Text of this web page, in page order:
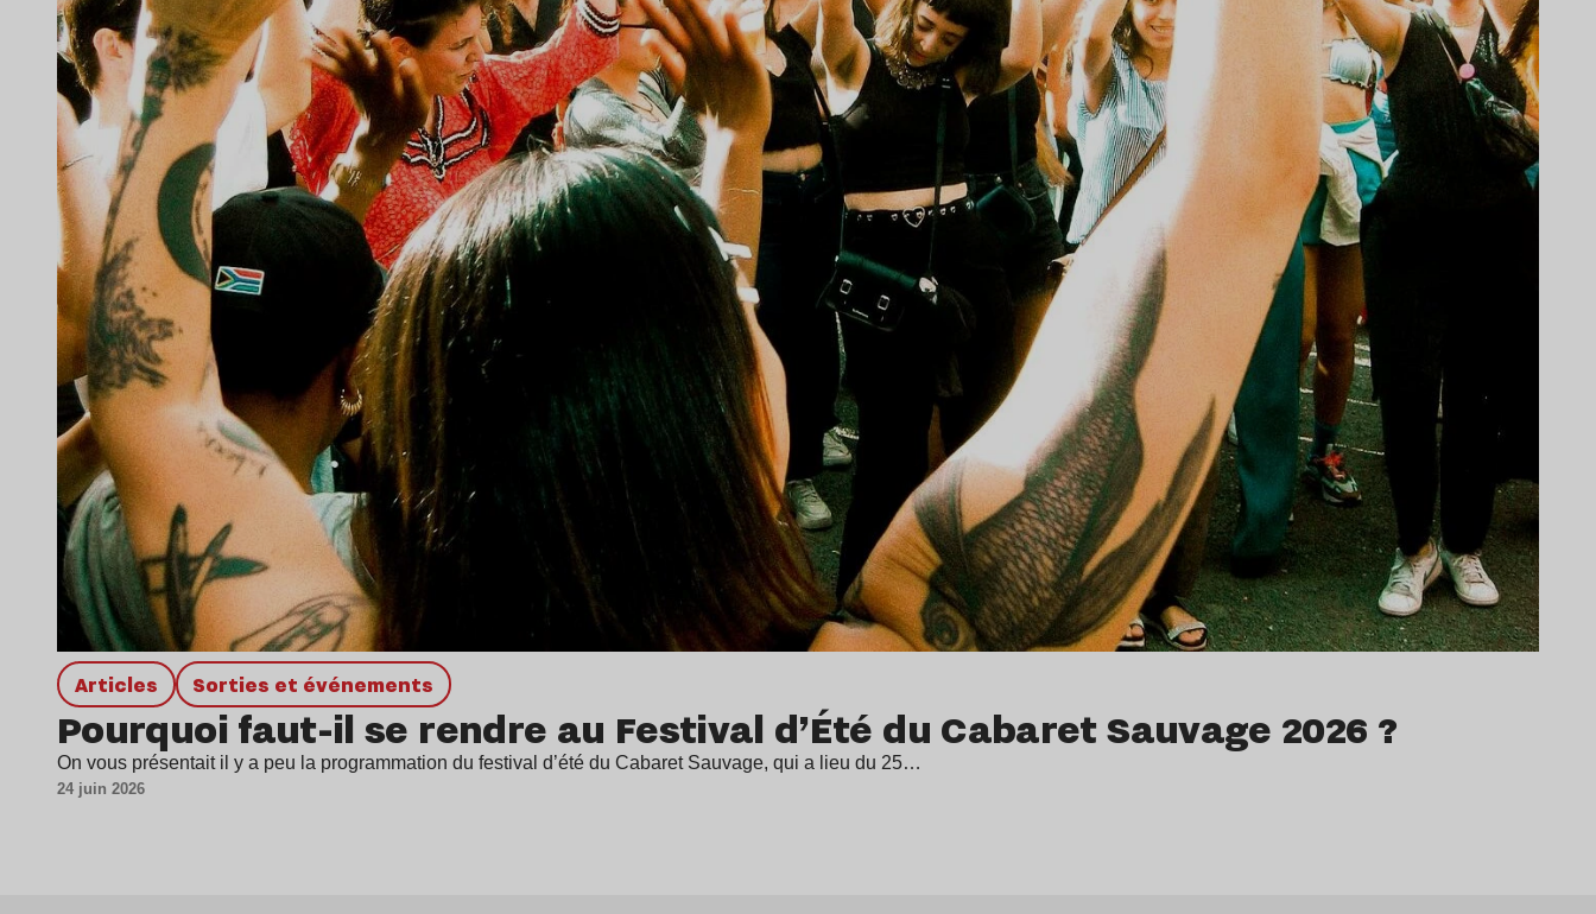
Articles Sorties et événements
Pourquoi faut-il se rendre au Festival d’Été du Cabaret Sauvage 2026 ?
On vous présentait il y a peu la programmation du festival d’été du Cabaret Sauvage, qui a lieu du 25…
24 juin 2026